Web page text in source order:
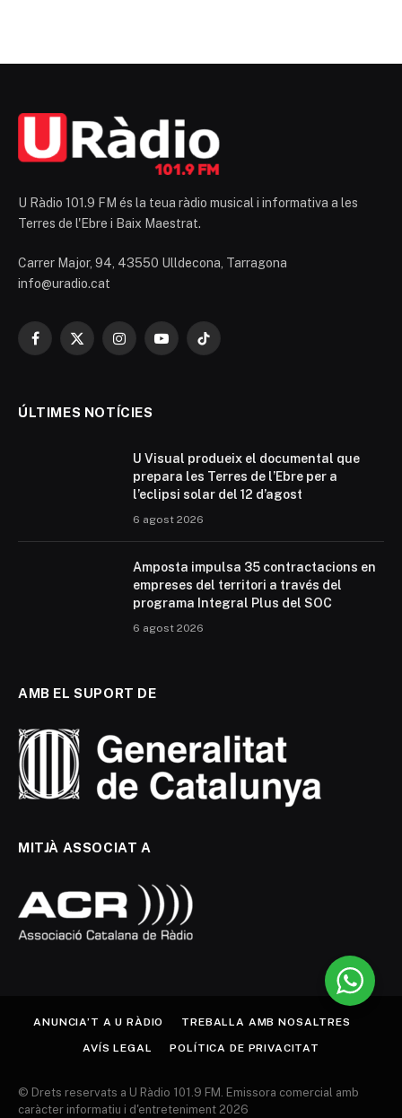
U Ràdio 101.9 FM és la teua ràdio musical i informativa a les
Terres de l'Ebre i Baix Maestrat.
Carrer Major, 94, 43550 Ulldecona, Tarragona
info@uradio.cat
Facebook
X
InstagramYouTubeTikTok
ÚLTIMES NOTÍCIES
U Visual produeix el documental que
prepara les Terres de l’Ebre per a
l’eclipsi solar del 12 d’agost
6 agost 2026
Amposta impulsa 35 contractacions en
empreses del territori a través del
programa Integral Plus del SOC
6 agost 2026
AMB EL SUPORT DE
MITJÀ ASSOCIAT A
ANUNCIA’T A U RÀDIO TREBALLA AMB NOSALTRES
AVÍS LEGAL POLÍTICA DE PRIVACITAT
© Drets reservats a U Ràdio 101.9 FM. Emissora comercial amb
caràcter informatiu i d'entreteniment 2026